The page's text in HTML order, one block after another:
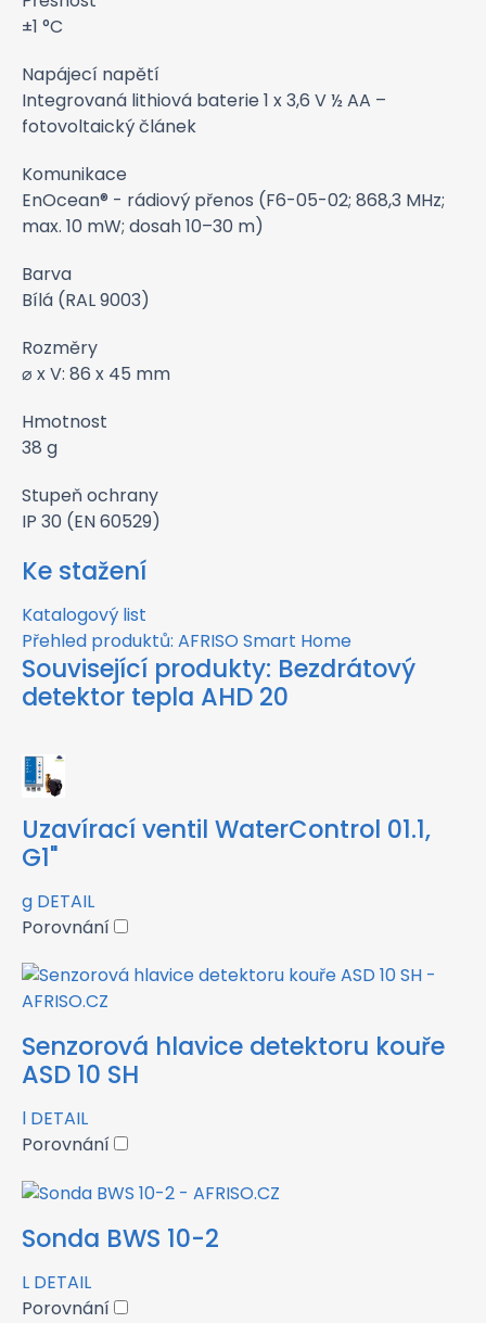
±1 °C
Napájecí napětí
Integrovaná lithiová baterie 1 x 3,6 V ½ AA –
fotovoltaický článek
Komunikace
EnOcean® - rádiový přenos (F6-05-02; 868,3 MHz;
max. 10 mW; dosah 10–30 m)
Barva
Bílá (RAL 9003)
Rozměry
⌀ x V: 86 x 45 mm
Hmotnost
38 g
Stupeň ochrany
IP 30 (EN 60529)
Ke stažení
Katalogový list
Přehled produktů: AFRISO Smart Home
Související produkty: Bezdrátový
detektor tepla AHD 20
Uzavírací ventil WaterControl 01.1,
G1"
g DETAIL
Porovnání
Senzorová hlavice detektoru kouře
ASD 10 SH
l DETAIL
Porovnání
Sonda BWS 10-2
L DETAIL
Porovnání